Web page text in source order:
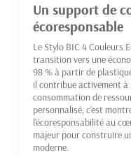
Un support de
écoresponsable
Le Stylo BIC 4 Couleurs
transition vers une
98 % à partir de
il contribue activement
consommation de
personnalisé, c'est
l'écoresponsabilité au
majeur pour construire
moderne.